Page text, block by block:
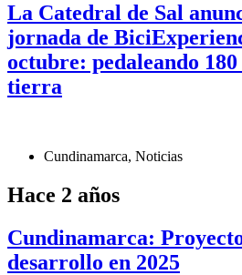
La Catedral de Sal
jornada de
octubre: pedaleando
tierra
Cundinamarca, Noticias
Hace 2 años
Cundinamarca:
desarrollo en 2025